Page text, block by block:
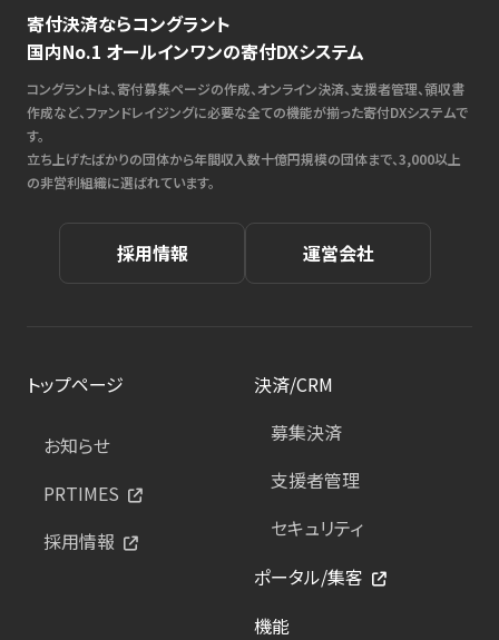
寄付決済ならコングラント
国内No.1 オールインワンの寄付DXシステム
コングラントは、寄付募集ページの作成、オンライン決済、支援者管理、領収書
作成など、ファンドレイジングに必要な全ての機能が揃った寄付DXシステムで
す。
立ち上げたばかりの団体から年間収入数十億円規模の団体まで、3,000以上
の非営利組織に選ばれています。
採用情報 運営会社
トップページ
お知らせ
PRTIMES
採用情報
決済/CRM
募集決済
支援者管理
セキュリティ
ポータル/集客
機能